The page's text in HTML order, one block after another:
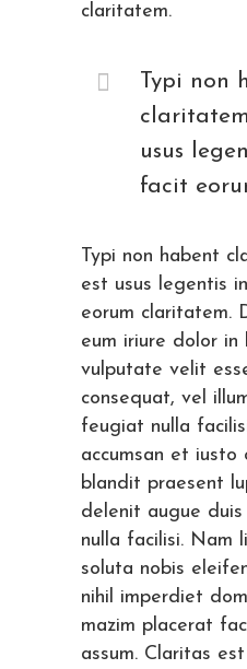
claritatem.
Typi non
usus
facit
Typi non habent
est usus legentis
eorum claritatem.
eum iriure dolor in
vulputate velit
consequat, vel
feugiat nulla
accumsan et iusto
blandit praesent
delenit augue
nulla facilisi. Nam
soluta nobis
nihil imperdiet
mazim placerat
assum. Claritas